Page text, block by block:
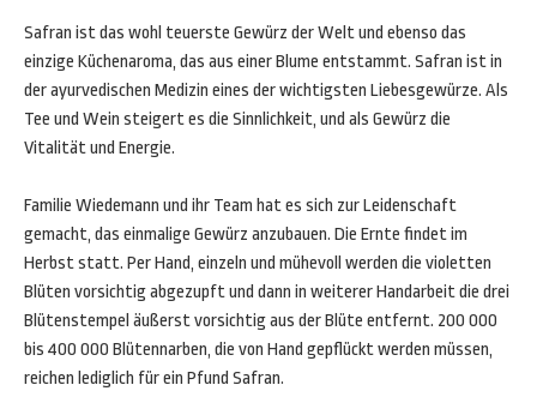
Safran ist das wohl teuerste Gewürz der Welt und ebenso das
einzige Küchenaroma, das aus einer Blume entstammt. Safran ist in
der ayurvedischen Medizin eines der wichtigsten Liebesgewürze. Als
Tee und Wein steigert es die Sinnlichkeit, und als Gewürz die
Vitalität und Energie.
Familie Wiedemann und ihr Team hat es sich zur Leidenschaft
gemacht, das einmalige Gewürz anzubauen. Die Ernte findet im
Herbst statt. Per Hand, einzeln und mühevoll werden die violetten
Blüten vorsichtig abgezupft und dann in weiterer Handarbeit die drei
Blütenstempel äußerst vorsichtig aus der Blüte entfernt. 200 000
bis 400 000 Blütennarben, die von Hand gepflückt werden müssen,
reichen lediglich für ein Pfund Safran.